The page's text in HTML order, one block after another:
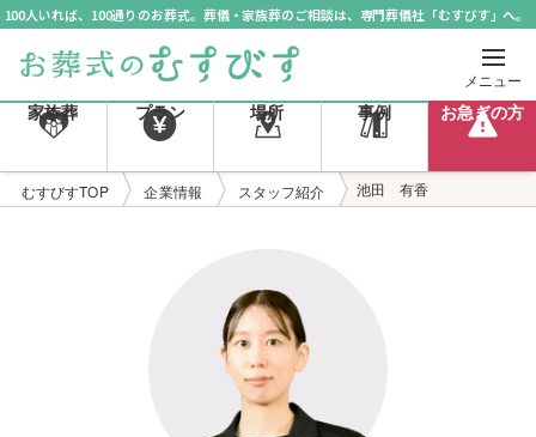
100人いれば、100通りのお葬式。葬儀・家族葬のご相談は、専門葬儀社「むすびす」へ。
メニュー
家族葬 プラン 場所 事例 お急ぎの方
むすびすTOP 企業情報 スタッフ紹介 池田 有香